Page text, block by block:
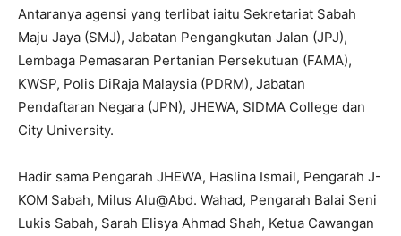
Antaranya agensi yang terlibat iaitu Sekretariat Sabah
Maju Jaya (SMJ), Jabatan Pengangkutan Jalan (JPJ),
Lembaga Pemasaran Pertanian Persekutuan (FAMA),
KWSP, Polis DiRaja Malaysia (PDRM), Jabatan
Pendaftaran Negara (JPN), JHEWA, SIDMA College dan
City University.
Hadir sama Pengarah JHEWA, Haslina Ismail, Pengarah J-
KOM Sabah, Milus Alu@Abd. Wahad, Pengarah Balai Seni
Lukis Sabah, Sarah Elisya Ahmad Shah, Ketua Cawangan